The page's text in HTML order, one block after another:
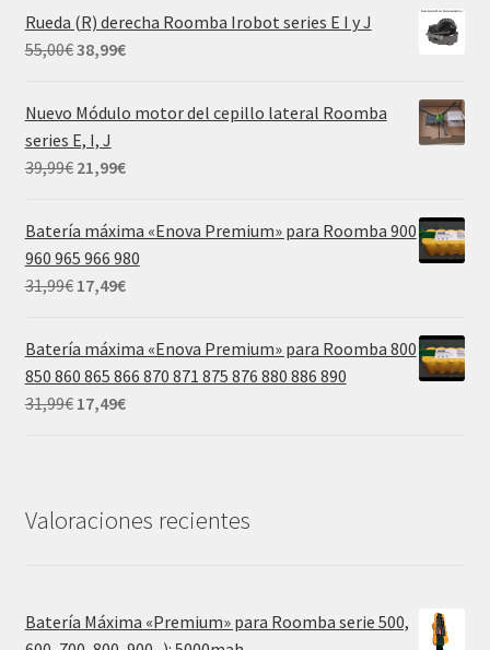
original
era:
actual
es:
Rueda (R) derecha Roomba Irobot series E I y J
55,00€El
original
era:
55,00€.
38,99€El
actual
38,99€.
Nuevo Módulo motor del cepillo lateral Roomba
series E, I, J
39,99€ El
original
era:
39,99€.
21,99€El
actual
es:
21,99€.
Batería máxima «Enova Premium» para Roomba 900
960 965 966 980
31,99€ El
original
era:
31,99€.
17,49€El
actual
es:
17,49€.
Batería máxima «Enova Premium» para Roomba 800
850 860 865 866 870 871 875 876 880 886 890
31,99€ El
31,99€.
17,49€El
17,49€.
Valoraciones recientes
Batería Máxima «Premium» para Roomba serie 500,